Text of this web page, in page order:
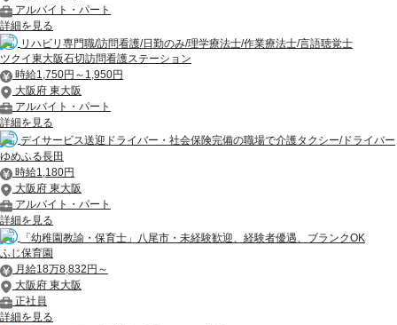
アルバイト・パート
詳細を見る
リハビリ専門職/訪問看護/日勤のみ/理学療法士/作業療法士/言語聴覚士
ツクイ東大阪石切訪問看護ステーション
時給1,750円～1,950円
大阪府 東大阪
アルバイト・パート
詳細を見る
デイサービス送迎ドライバー・社会保険完備の職場で介護タクシー/ドライバー
ゆめふる長田
時給1,180円
大阪府 東大阪
アルバイト・パート
詳細を見る
「幼稚園教諭・保育士」八尾市・未経験歓迎、経験者優遇、ブランクOK
ふじ保育園
月給18万8,832円～
大阪府 東大阪
正社員
詳細を見る